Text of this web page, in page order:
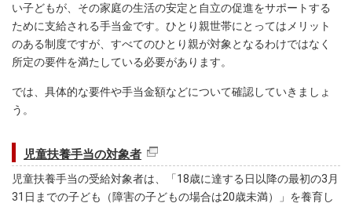
い子どもが、その家庭の生活の安定と自立の促進をサポートする
ために支給される手当金です。ひとり親世帯にとってはメリット
のある制度ですが、すべてのひとり親が対象となるわけではなく
所定の要件を満たしている必要があります。
では、具体的な要件や手当金額などについて確認していきましょ
う。
児童扶養手当の対象者
児童扶養手当の受給対象者は、「18歳に達する日以降の最初の3月
31日までの子ども（障害の子どもの場合は20歳未満）」を養育し